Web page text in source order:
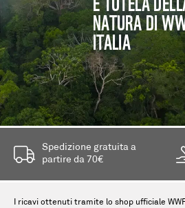
NATURA DI
ITALIA
Spedizione gratuita a
partire da 70€
I ricavi ottenuti tramite lo shop ufficiale